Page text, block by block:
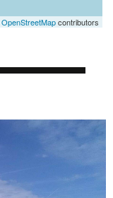
OpenStreetMapcontributors